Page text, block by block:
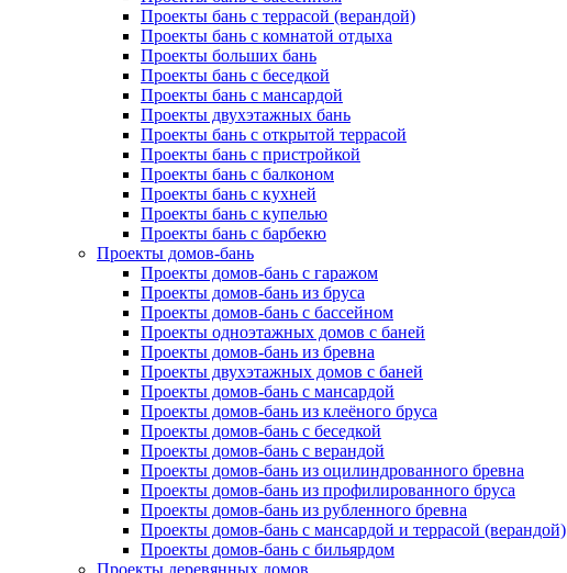
Проекты бань с террасой (верандой)
Проекты бань с комнатой отдыха
Проекты больших бань
Проекты бань с беседкой
Проекты бань с мансардой
Проекты двухэтажных бань
Проекты бань с открытой террасой
Проекты бань с пристройкой
Проекты бань с балконом
Проекты бань с кухней
Проекты бань с купелью
Проекты бань с барбекю
Проекты домов-бань
Проекты домов-бань с гаражом
Проекты домов-бань из бруса
Проекты домов-бань с бассейном
Проекты одноэтажных домов с баней
Проекты домов-бань из бревна
Проекты двухэтажных домов с баней
Проекты домов-бань с мансардой
Проекты домов-бань из клеёного бруса
Проекты домов-бань с беседкой
Проекты домов-бань с верандой
Проекты домов-бань из оцилиндрованного бревна
Проекты домов-бань из профилированного бруса
Проекты домов-бань из рубленного бревна
Проекты домов-бань с мансардой и террасой (верандой)
Проекты домов-бань с бильярдом
Проекты деревянных домов